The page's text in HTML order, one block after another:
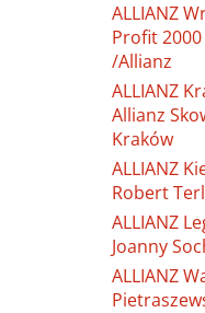
ALLIANZ
Profit
/Allianz
ALLIANZ
Allianz
Kraków
ALLIANZ
Robert
ALLIANZ
Joanny
ALLIANZ